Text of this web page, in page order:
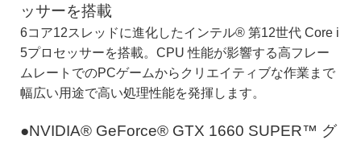
ッサーを搭載
6コア12スレッドに進化したインテル® 第12世代 Core i
5プロセッサーを搭載。CPU 性能が影響する高フレー
ムレートでのPCゲームからクリエイティブな作業まで
幅広い用途で高い処理性能を発揮します。
●NVIDIA® GeForce® GTX 1660 SUPER™ グ